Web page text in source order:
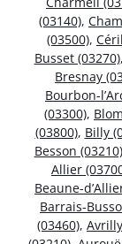
(03140),
(03500),
Busset (03270),
Bresnay
Bourbon-
(03300),
(03800), Billy
Besson (03210)
Allier
Beaune-
Barrais-
(03460),